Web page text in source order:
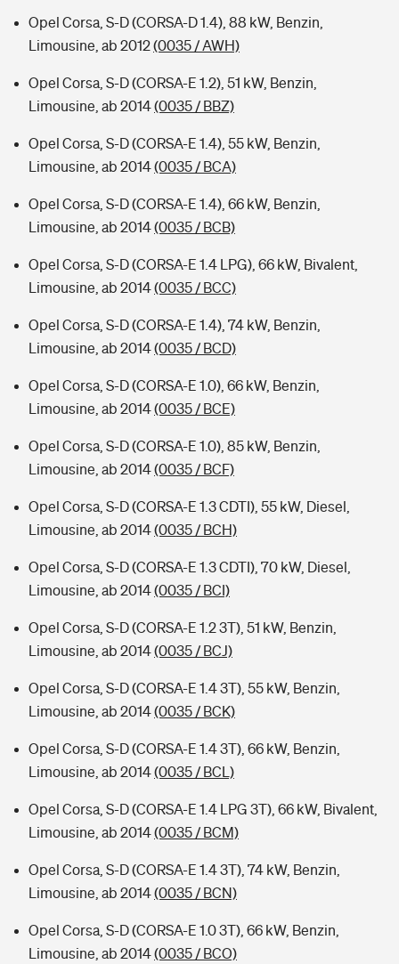
Opel Corsa, S-D (CORSA-D 1.4), 88 kW, Benzin,
Limousine, ab 2012(0035 / AWH)
Opel Corsa, S-D (CORSA-E 1.2), 51 kW, Benzin,
Limousine, ab 2014(0035 / BBZ)
Opel Corsa, S-D (CORSA-E 1.4), 55 kW, Benzin,
Limousine, ab 2014(0035 / BCA)
Opel Corsa, S-D (CORSA-E 1.4), 66 kW, Benzin,
Limousine, ab 2014(0035 / BCB)
Opel Corsa, S-D (CORSA-E 1.4 LPG), 66 kW, Bivalent,
Limousine, ab 2014(0035 / BCC)
Opel Corsa, S-D (CORSA-E 1.4), 74 kW, Benzin,
Limousine, ab 2014(0035 / BCD)
Opel Corsa, S-D (CORSA-E 1.0), 66 kW, Benzin,
Limousine, ab 2014(0035 / BCE)
Opel Corsa, S-D (CORSA-E 1.0), 85 kW, Benzin,
Limousine, ab 2014(0035 / BCF)
Opel Corsa, S-D (CORSA-E 1.3 CDTI), 55 kW, Diesel,
Limousine, ab 2014(0035 / BCH)
Opel Corsa, S-D (CORSA-E 1.3 CDTI), 70 kW, Diesel,
Limousine, ab 2014(0035 / BCI)
Opel Corsa, S-D (CORSA-E 1.2 3T), 51 kW, Benzin,
Limousine, ab 2014(0035 / BCJ)
Opel Corsa, S-D (CORSA-E 1.4 3T), 55 kW, Benzin,
Limousine, ab 2014(0035 / BCK)
Opel Corsa, S-D (CORSA-E 1.4 3T), 66 kW, Benzin,
Limousine, ab 2014(0035 / BCL)
Opel Corsa, S-D (CORSA-E 1.4 LPG 3T), 66 kW, Bivalent,
Limousine, ab 2014(0035 / BCM)
Opel Corsa, S-D (CORSA-E 1.4 3T), 74 kW, Benzin,
Limousine, ab 2014(0035 / BCN)
Opel Corsa, S-D (CORSA-E 1.0 3T), 66 kW, Benzin,
Limousine, ab 2014(0035 / BCO)